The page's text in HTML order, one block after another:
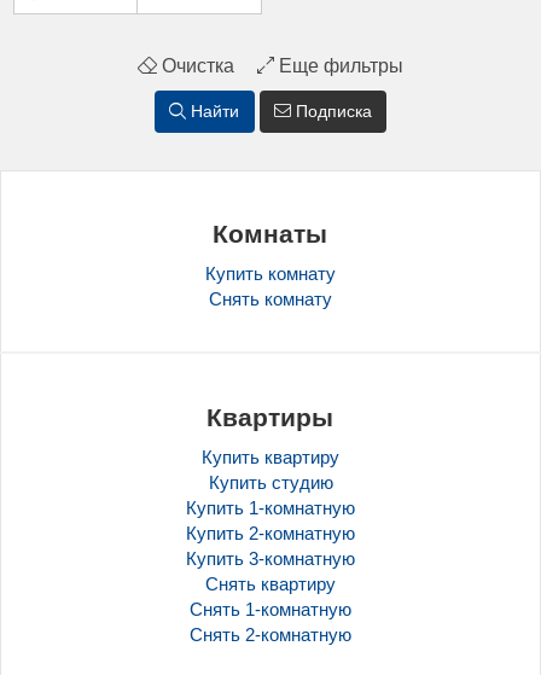
Очистка Еще фильтры
Найти Подписка
Комнаты
Купить комнату
Снять комнату
Квартиры
Купить квартиру
Купить студию
Купить 1-комнатную
Купить 2-комнатную
Купить 3-комнатную
Снять квартиру
Снять 1-комнатную
Снять 2-комнатную